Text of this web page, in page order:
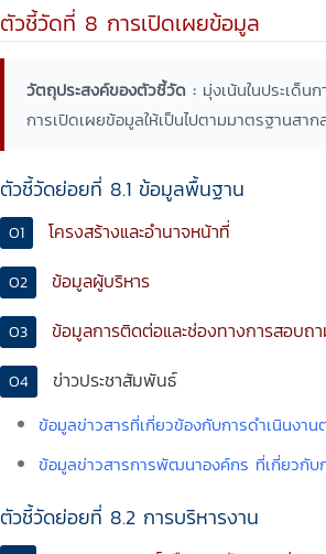
ตัวชี้วัดที่ 8 การเปิดเผยข้อมูล
วัตถุประสงค์ของตัวชี้วัด : มุ่งเน้นในประเด็
การเปิดเผยข้อมูลให้เป็นไปตามมาตรฐานส
ตัวชี้วัดย่อยที่ 8.1 ข้อมูลพื้นฐาน
O1 โครงสร้างและอำนาจหน้าที่
O2 ข้อมูลผู้บริหาร
O3 ข้อมูลการติดต่อและช่องทางการสอบถ
O4 ข่าวประชาสัมพันธ์
ข้อมูลข่าวสารที่เกี่ยวข้องกับการดำเนินงา
ข้อมูลข่าวสารการพัฒนาองค์กร ที่เกี่ยวกับ
ตัวชี้วัดย่อยที่ 8.2 การบริหารงาน